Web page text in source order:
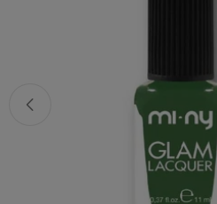
media 0 in modaal